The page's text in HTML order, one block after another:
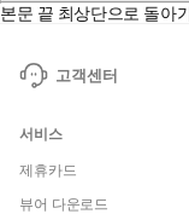
본문 끝 최상단으로 돌아
고객센터
서비스
제휴카드
뷰어 다운로드